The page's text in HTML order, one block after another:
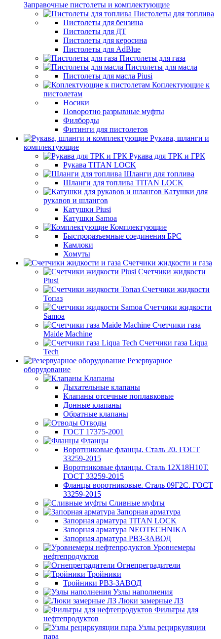
Заправочные пистолеты и комплектующие
Пистолеты для топлива
Пистолеты для бензина
Пистолеты для ДТ
Пистолеты для керосина
Пистолеты для AdBlue
Пистолеты для газа
Пистолеты для масла
Пистолеты для масла Piusi
Коплектующие к
пистолетам
Носики
Поворотно разрывные муфты
Филборды
Фитинги для пистолетов
Рукава, шланги и
комплектующие
Рукава для ТРК и ГРК
Рукава TITAN LOCK
Шланги для топлива
Шланги для топлива TITAN LOCK
Катушки для
рукавов и шлангов
Катушки Piusi
Катушки Samoa
Комплектующие
Быстроразъемные соединения БРС
Камлоки
Хомуты
Счетчики жидкости и газа
Счетчики жидкости
Piusi
Счетчики жидкости
Топаз
Счетчики жидкости
Samoa
Счетчики газа
Maide Machine
Счетчики газа Liqua
Tech
Резервуарное
оборудование
Клапаны
Дыхательные клапаны
Клапаны отсечные поплавковые
Донные клапаны
Обратные клапаны
Отводы
ГОСТ 17375-2001
Фланцы
Воротниковые фланцы. Сталь 20. ГОСТ
33259-2015
Воротниковые фланцы. Сталь 12Х18Н10Т.
ГОСТ 33259-2015
Фланцы воротниковые. Сталь 09Г2С. ГОСТ
33259-2015
Сливные муфты
Запорная арматура
Запорная арматура TITAN LOCK
Запорная арматура NEOTECHNIKA
Запорная арматура РВЗ-ЗАВОД
Уровнемеры
нефтепродуктов
Огнепреградители
Тройники
Тройники РВЗ-ЗАВОД
Узлы наполнения
Люки замерные ЛЗ
Фильтры для
нефтепродуктов
Узлы рециркуляции
пара